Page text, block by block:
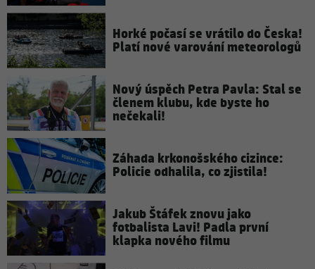
Horké počasí se vrátilo do Česka!
Platí nové varování meteorologů
Nový úspěch Petra Pavla: Stal se
členem klubu, kde byste ho
nečekali!
Záhada krkonošského cizince:
Policie odhalila, co zjistila!
Jakub Štáfek znovu jako
fotbalista Lavi! Padla první
klapka nového filmu